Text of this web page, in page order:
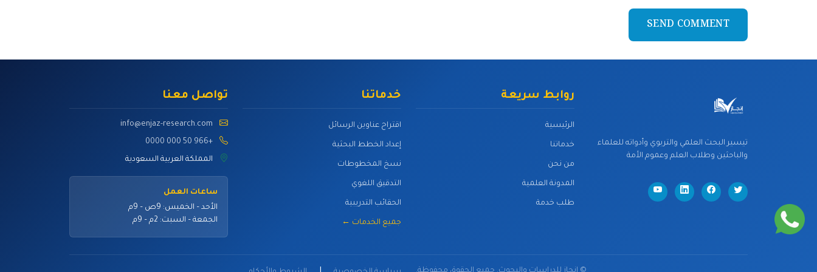
SEND COMMENT
تيسير البحث العلمي والتربوي وأدواته للعلماء
والباحثين وطلاب العلم وعموم الأمة
روابط سريعة
الرئيسية
خدماتنا
من نحن
المدونة العلمية
طلب خدمة
خدماتنا
اقتراح عناوين الرسائل
إعداد الخطط البحثية
نسخ المخطوطات
التدقيق اللغوي
الحقائب التدريبية
جميع الخدمات ←
تواصل معنا
info@enjaz-research.com
+966 50 000 0000
المملكة العربية السعودية
ساعات العمل
الأحد – الخميس: 9ص – 9م
الجمعة – السبت: 2م – 9م